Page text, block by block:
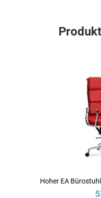
Hoher EA